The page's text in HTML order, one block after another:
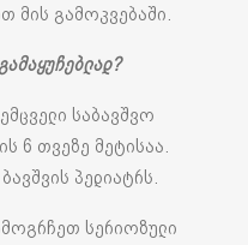
მის გამოკვებაში.
საბავშვო
6 თვეზე მეტისაა.
პედიატრს.
სერიოზული